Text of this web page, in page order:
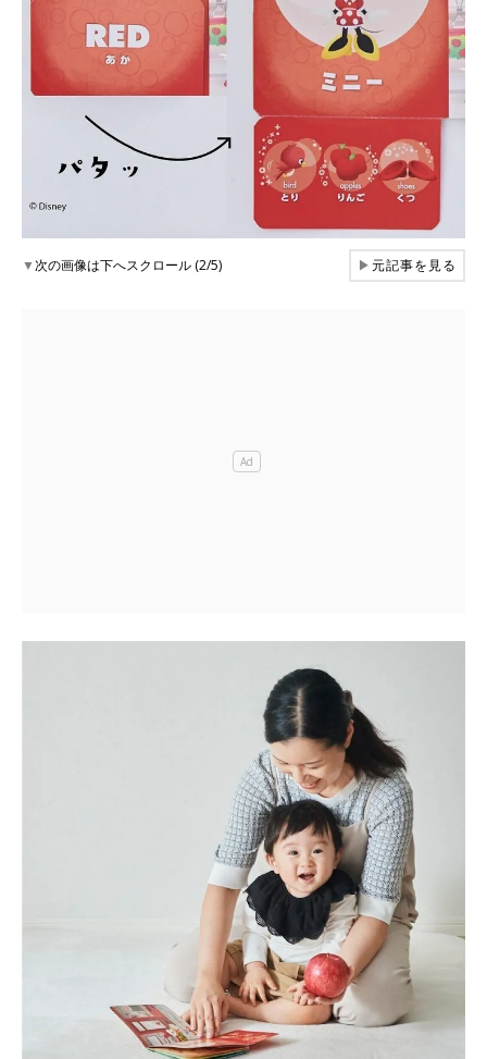
▼次の画像は下へスクロール (2/5) ▶元記事を見る